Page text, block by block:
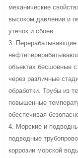
механические
высоком давлении и
утечок и сбоев.
3.
объектах бесшовные
через различные
обработки. Трубы из
повышенные
обеспечивая
4. Морские и
подводные
коррозии морской